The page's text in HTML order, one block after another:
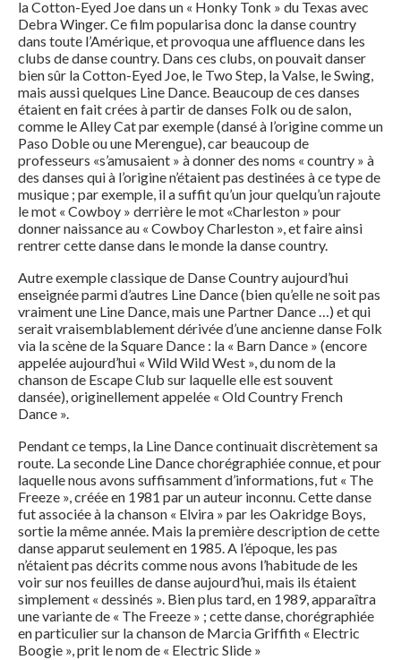
la Cotton-Eyed Joe dans un « Honky Tonk » du Texas avec
Debra Winger. Ce film popularisa donc la danse country
dans toute l’Amérique, et provoqua une affluence dans les
clubs de danse country. Dans ces clubs, on pouvait danser
bien sûr la Cotton-Eyed Joe, le Two Step, la Valse, le Swing,
mais aussi quelques Line Dance. Beaucoup de ces danses
étaient en fait crées à partir de danses Folk ou de salon,
comme le Alley Cat par exemple (dansé à l’origine comme un
Paso Doble ou une Merengue), car beaucoup de
professeurs «s’amusaient » à donner des noms « country » à
des danses qui à l’origine n’étaient pas destinées à ce type de
musique ; par exemple, il a suffit qu’un jour quelqu’un rajoute
le mot « Cowboy » derrière le mot «Charleston » pour
donner naissance au « Cowboy Charleston », et faire ainsi
rentrer cette danse dans le monde la danse country.
Autre exemple classique de Danse Country aujourd’hui
enseignée parmi d’autres Line Dance (bien qu’elle ne soit pas
vraiment une Line Dance, mais une Partner Dance …) et qui
serait vraisemblablement dérivée d’une ancienne danse Folk
via la scène de la Square Dance : la « Barn Dance » (encore
appelée aujourd’hui « Wild Wild West », du nom de la
chanson de Escape Club sur laquelle elle est souvent
dansée), originellement appelée « Old Country French
Dance ».
Pendant ce temps, la Line Dance continuait discrètement sa
route. La seconde Line Dance chorégraphiée connue, et pour
laquelle nous avons suffisamment d’informations, fut « The
Freeze », créée en 1981 par un auteur inconnu. Cette danse
fut associée à la chanson « Elvira » par les Oakridge Boys,
sortie la même année. Mais la première description de cette
danse apparut seulement en 1985. A l’époque, les pas
n’étaient pas décrits comme nous avons l’habitude de les
voir sur nos feuilles de danse aujourd’hui, mais ils étaient
simplement « dessinés ». Bien plus tard, en 1989, apparaîtra
une variante de « The Freeze » ; cette danse, chorégraphiée
en particulier sur la chanson de Marcia Griffith « Electric
Boogie », prit le nom de « Electric Slide »